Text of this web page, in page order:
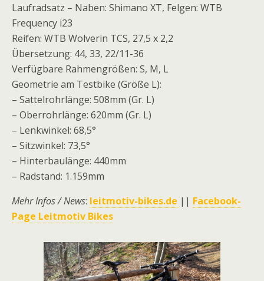
Laufradsatz – Naben: Shimano XT, Felgen: WTB
Frequency i23
Reifen: WTB Wolverin TCS, 27,5 x 2,2
Übersetzung: 44, 33, 22/11-36
Verfügbare Rahmengrößen: S, M, L
Geometrie am Testbike (Größe L):
– Sattelrohrlänge: 508mm (Gr. L)
– Oberrohrlänge: 620mm (Gr. L)
– Lenkwinkel: 68,5°
– Sitzwinkel: 73,5°
– Hinterbaulänge: 440mm
– Radstand: 1.159mm
Mehr Infos / News: leitmotiv-bikes.de || Facebook-
Page Leitmotiv Bikes